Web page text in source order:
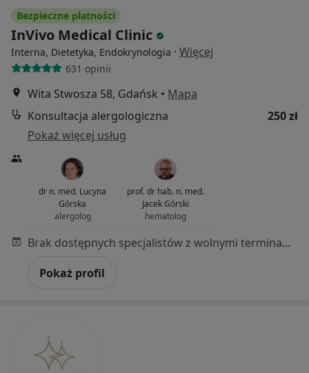
Bezpieczne płatności
InVivo Medical Clinic
Interna, Dietetyka, Endokrynologia · Więcej
631 opinii
Wita Stwosza 58, Gdańsk • Mapa
Konsultacja alergologiczna
250 zł
Pokaż więcej usług
dr n. med. Lucyna
Górska
alergolog
prof. dr hab. n. med.
Jacek Górski
hematolog
Brak dostępnych specjalistów z wolnymi terminami w tym centrum medycznym.
Pokaż profil